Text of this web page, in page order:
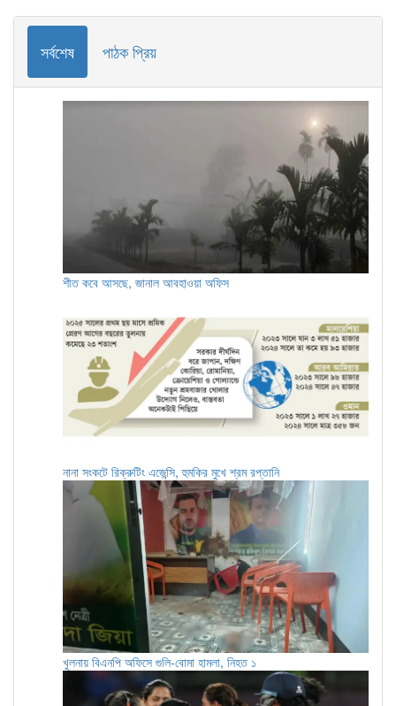
সর্বশেষ পাঠক প্রিয়
শীত কবে আসছে, জানাল আবহাওয়া অফিস
নানা সংকটে রিক্রুটিং এজেন্সি, হুমকির মুখে শ্রম রপ্তানি
খুলনায় বিএনপি অফিসে গুলি-বোমা হামলা, নিহত ১